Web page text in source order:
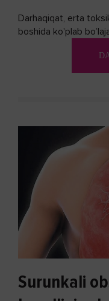
Darhaqiqat, erta
boshida ko'plab
biron bir usuli bormi?
Surunkali